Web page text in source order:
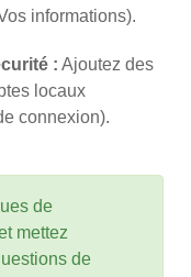
informations).
: Ajoutez des
locaux
connexion).
de
mettez
de